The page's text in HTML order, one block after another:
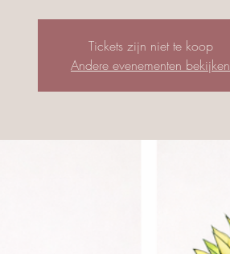
Tickets zijn niet te koop
Andere evenementen bekijken